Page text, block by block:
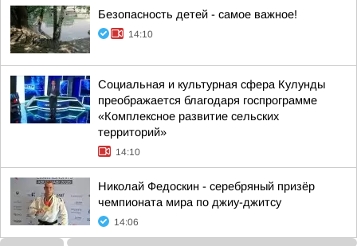
Безопасность детей - самое важное!
14:10
Социальная и культурная сфера Кулунды
преображается благодаря госпрограмме
«Комплексное развитие сельских
территорий»
14:10
Николай Федоскин - серебряный призёр
чемпионата мира по джиу-джитсу
14:06